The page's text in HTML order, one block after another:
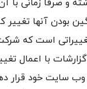
و صرفاً زمانی
آنها تغییر
است که شرکت
با اعمال
وب سایت خود